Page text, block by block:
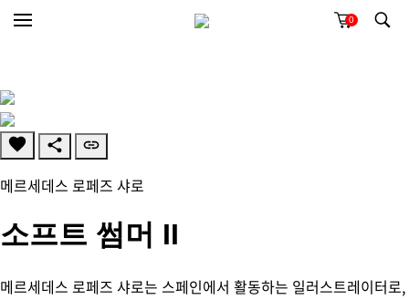
0
메르세데스 로페즈 샤로
소프트 썸머 II
메르세데스 로페즈 샤로는 스페인에서 활동하는 일러스트레이터로,